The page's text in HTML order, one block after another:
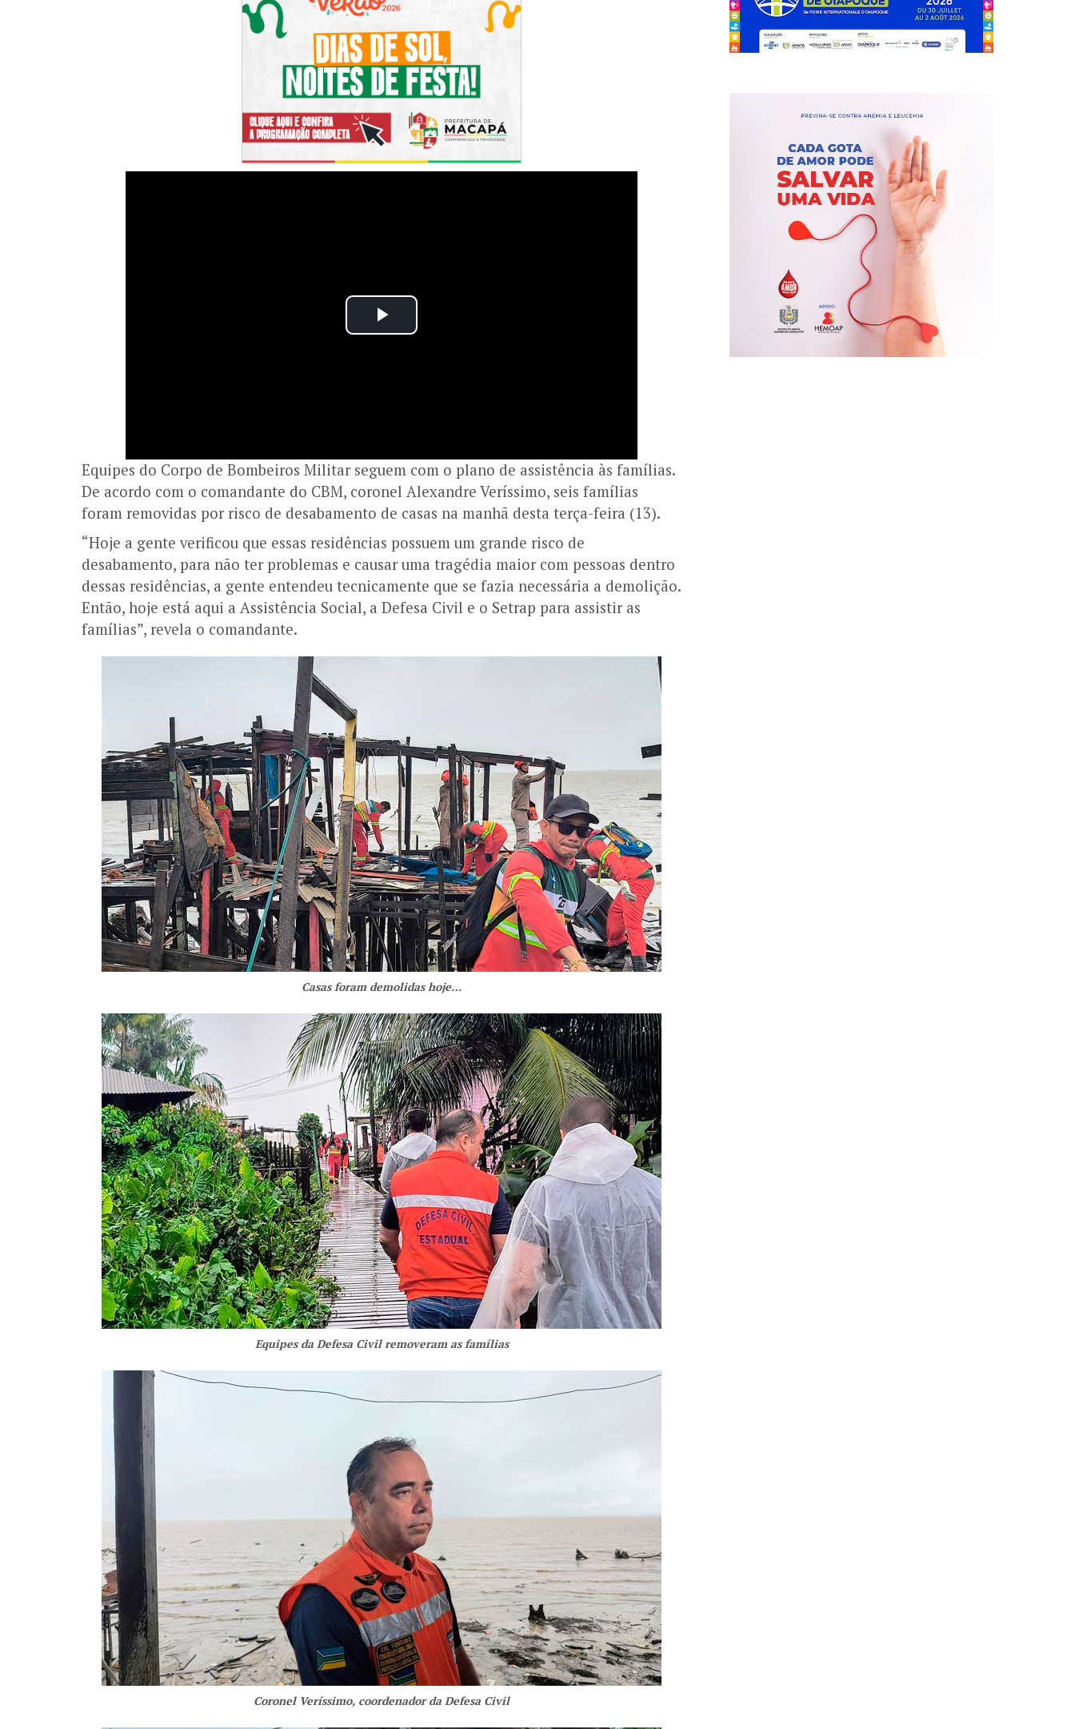
Equipes do Corpo de Bombeiros Militar seguem com o plano de assistência às famílias.
De acordo com o comandante do CBM, coronel Alexandre Veríssimo, seis famílias
foram removidas por risco de desabamento de casas na manhã desta terça-feira (13).
“Hoje a gente verificou que essas residências possuem um grande risco de
desabamento, para não ter problemas e causar uma tragédia maior com pessoas dentro
dessas residências, a gente entendeu tecnicamente que se fazia necessária a demolição.
Então, hoje está aqui a Assistência Social, a Defesa Civil e o Setrap para assistir as
famílias”, revela o comandante.
Casas foram demolidas hoje…
Equipes da Defesa Civil removeram as famílias
Coronel Veríssimo, coordenador da Defesa Civil